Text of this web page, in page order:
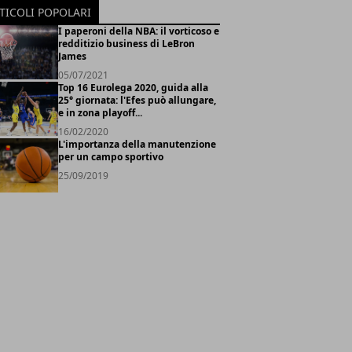
POPOLARI
I paperoni della NBA: il vorticoso e
redditizio business di LeBron
James
05/07/2021
Top 16 Eurolega 2020, guida alla
25° giornata: l'Efes può allungare,
e in zona playoff...
16/02/2020
L'importanza della manutenzione
per un campo sportivo
25/09/2019